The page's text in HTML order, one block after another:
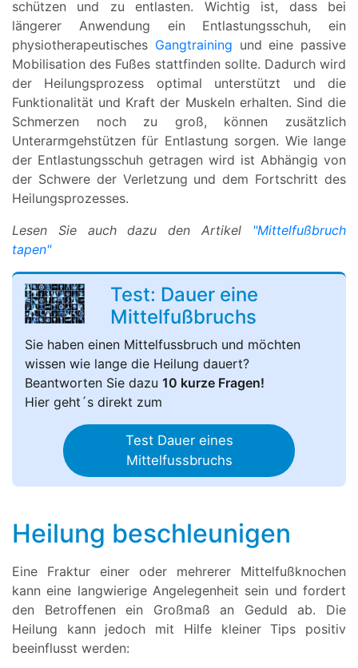
schützen und zu entlasten. Wichtig ist, dass bei
längerer Anwendung ein Entlastungsschuh, ein
physiotherapeutisches Gangtraining und eine passive
Mobilisation des Fußes stattfinden sollte. Dadurch wird
der Heilungsprozess optimal unterstützt und die
Funktionalität und Kraft der Muskeln erhalten. Sind die
Schmerzen noch zu groß, können zusätzlich
Unterarmgehstützen für Entlastung sorgen. Wie lange
der Entlastungsschuh getragen wird ist Abhängig von
der Schwere der Verletzung und dem Fortschritt des
Heilungsprozesses.
Lesen Sie auch dazu den Artikel "Mittelfußbruch
tapen"
Test: Dauer eine
Mittelfußbruchs
Sie haben einen Mittelfussbruch und möchten
wissen wie lange die Heilung dauert?
Beantworten Sie dazu 10 kurze Fragen!
Hier geht´s direkt zum
Test Dauer eines
Mittelfussbruchs
Heilung beschleunigen
Eine Fraktur einer oder mehrerer Mittelfußknochen
kann eine langwierige Angelegenheit sein und fordert
den Betroffenen ein Großmaß an Geduld ab. Die
Heilung kann jedoch mit Hilfe kleiner Tips positiv
beeinflusst werden: